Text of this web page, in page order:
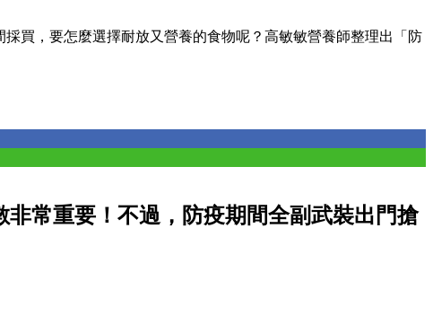
採買，要怎麼選擇耐放又營養的食物呢？高敏敏營養師整理出「防
常重要！不過，防疫期間全副武裝出門搶